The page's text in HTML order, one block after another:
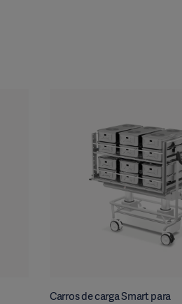
Carros de carga Smart para